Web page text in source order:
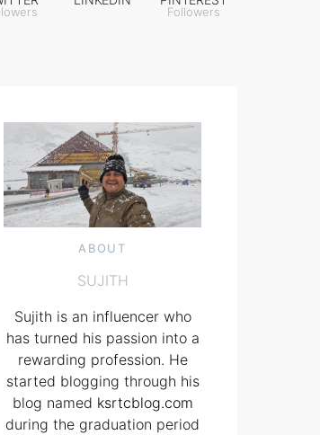
Followers
ABOUT
SUJITH
Sujith is an influencer who
has turned his passion into a
rewarding profession. He
started blogging through his
blog named ksrtcblog.com
during the graduation period